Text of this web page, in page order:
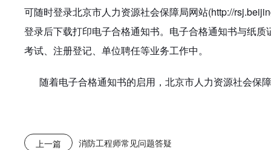
可随时登录北京市人力资源社会保障局网站(http://
登录后下载打印电子合格通知书。电子合格通知书与纸
考试、注册登记、单位聘任等业务工作中。
随着电子合格通知书的启用， 北京市人力资源社会保
上一篇 消防工程师常见问题答疑